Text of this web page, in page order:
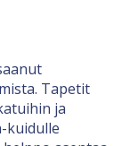
Tapetit
ja
kuidulle